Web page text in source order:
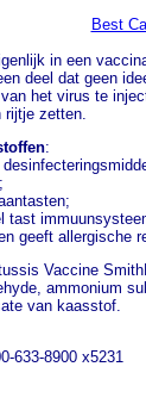
Best
in een
deel dat geen
het virus te
rijtje zetten.
:
geeft allergische
Vaccine
ammonium
van kaasstof.
633-8900 x5231